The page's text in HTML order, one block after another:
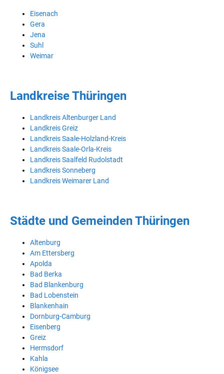
Eisenach
Gera
Jena
Suhl
Weimar
Landkreise Thüringen
Landkreis Altenburger Land
Landkreis Greiz
Landkreis Saale-Holzland-Kreis
Landkreis Saale-Orla-Kreis
Landkreis Saalfeld Rudolstadt
Landkreis Sonneberg
Landkreis Weimarer Land
Städte und Gemeinden Thüringen
Altenburg
Am Ettersberg
Apolda
Bad Berka
Bad Blankenburg
Bad Lobenstein
Blankenhain
Dornburg-Camburg
Eisenberg
Greiz
Hermsdorf
Kahla
Königsee